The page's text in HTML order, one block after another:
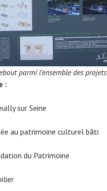
parmi l’ensemble des
:
sur Seine
au patrimoine culturel bâti
du Patrimoine